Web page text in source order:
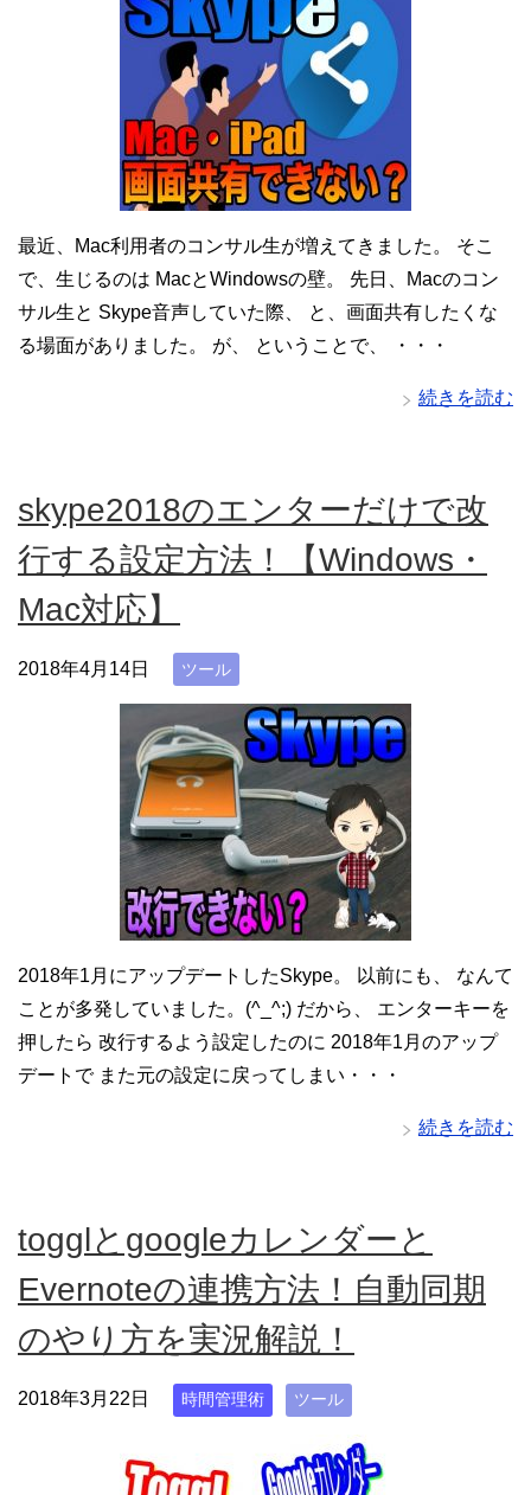
最近、Mac利用者のコンサル生が増えてきました。 そこ
で、生じるのは MacとWindowsの壁。 先日、Macのコン
サル生と Skype音声していた際、 と、画面共有したくな
る場面がありました。 が、 ということで、 ・・・
続きを読む
skype2018のエンターだけで改
行する設定方法！【Windows・
Mac対応】
2018年4月14日 ツール
2018年1月にアップデートしたSkype。 以前にも、 なんて
ことが多発していました。(^_^;) だから、 エンターキーを
押したら 改行するよう設定したのに 2018年1月のアップ
デートで また元の設定に戻ってしまい・・・
続きを読む
togglとgoogleカレンダーと
Evernoteの連携方法！自動同期
のやり方を実況解説！
2018年3月22日 時間管理術 ツール